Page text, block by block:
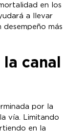
en los
a llevar
más
canal
por la
vía. Limitando
en la